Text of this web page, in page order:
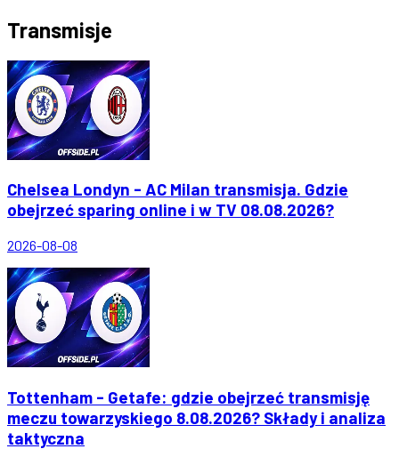
Transmisje
Chelsea Londyn - AC Milan transmisja. Gdzie
obejrzeć sparing online i w TV 08.08.2026?
2026-08-08
Tottenham - Getafe: gdzie obejrzeć transmisję
meczu towarzyskiego 8.08.2026? Składy i analiza
taktyczna